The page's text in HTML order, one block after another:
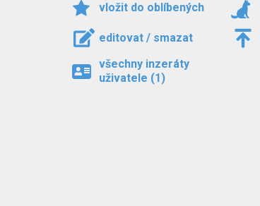
vložit do oblíbených
editovat / smazat
všechny inzeráty
uživatele (1)